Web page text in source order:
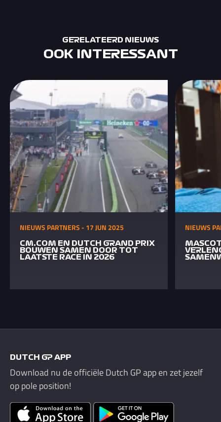
GERELATEERD NIEUWS
OOK INTERESSANT
NIEUWS PARTNERS - 17 JUN 2025
CM.COM EN DUTCH GRAND PRIX
BOUWEN SAMEN DOOR TOT
LAATSTE RACE IN 2026
NIEUWS
DUTCH GP APP
Download nu de officiële Dutch GP app en zet jezelf
op pole position!